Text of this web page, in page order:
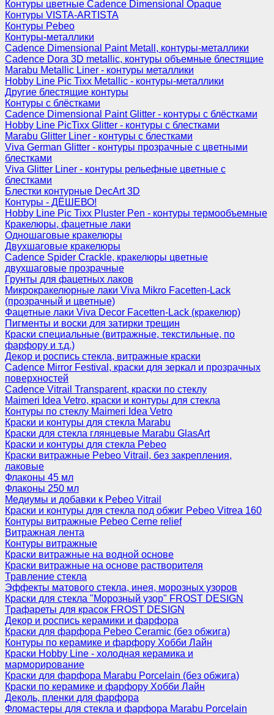
Контуры цветные Cadence Dimensional Opaque
Контуры VISTA-ARTISTA
Контуры Pebeo
Контуры-металлики
Cadence Dimensional Paint Metall, контуры-металлики
Cadence Dora 3D metallic, контуры объемные блестящие
Marabu Metallic Liner - контуры металлики
Hobby Line Pic Tixx Metallic - контуры-металлики
Другие блестящие контуры
Контуры с блёстками
Cadence Dimensional Paint Glitter - контуры с блёстками
Hobby Line PicTixx Glitter - контуры с блестками
Marabu Glitter Liner - контуры с блестками
Viva German Glitter - контуры прозрачные с цветными
блестками
Viva Glitter Liner - контуры рельефные цветные с
блестками
Блестки контурные DecArt 3D
Контуры - ДЁШЕВО!
Hobby Line Pic Tixx Pluster Pen - контуры термообъемные
Кракелюры, фацетные лаки
Одношаговые кракелюры
Двухшаговые кракелюры
Cadence Spider Crackle, кракелюры цветные
двухшаговые прозрачные
Грунты для фацетных лаков
Микрокракелюрные лаки Viva Mikro Facetten-Lack
(прозрачный и цветные)
Фацетные лаки Viva Decor Facetten-Lack (кракелюр)
Пигменты и воски для затирки трещин
Краски специальные (витражные, текстильные, по
фарфору и т.д.)
Декор и роспись стекла, витражные краски
Cadence Mirror Festival, краски для зеркал и прозрачных
поверхностей
Cadence Vitrail Transparent, краски по стеклу
Maimeri Idea Vetro, краски и контуры для стекла
Контуры по стеклу Maimeri Idea Vetro
Краски и контуры для стекла Marabu
Краски для стекла глянцевые Marabu GlasArt
Краски и контуры для стекла Pebeo
Краски витражные Pebeo Vitrail, без закрепления,
лаковые
Флаконы 45 мл
Флаконы 250 мл
Медиумы и добавки к Pebeo Vitrail
Краски и контуры для стекла под обжиг Pebeo Vitrea 160
Контуры витражные Pebeo Cerne relief
Витражная лента
Контуры витражные
Краски витражные на водной основе
Краски витражные на основе растворителя
Травление стекла
Эффекты матового стекла, инея, морозных узоров
Краски для стекла "Морозный узор" FROST DESIGN
Трафареты для красок FROST DESIGN
Декор и роспись керамики и фарфора
Краски для фарфора Pebeo Ceramic (без обжига)
Контуры по керамике и фарфору Хобби Лайн
Краски Hobby Line - холодная керамика и
марморирование
Краски для фарфора Marabu Porcelain (без обжига)
Краски по керамике и фарфору Хобби Лайн
Деколь, пленки для фарфора
Фломастеры для стекла и фарфора Marabu Porcelain